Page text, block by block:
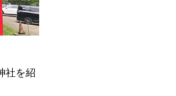
社を紹